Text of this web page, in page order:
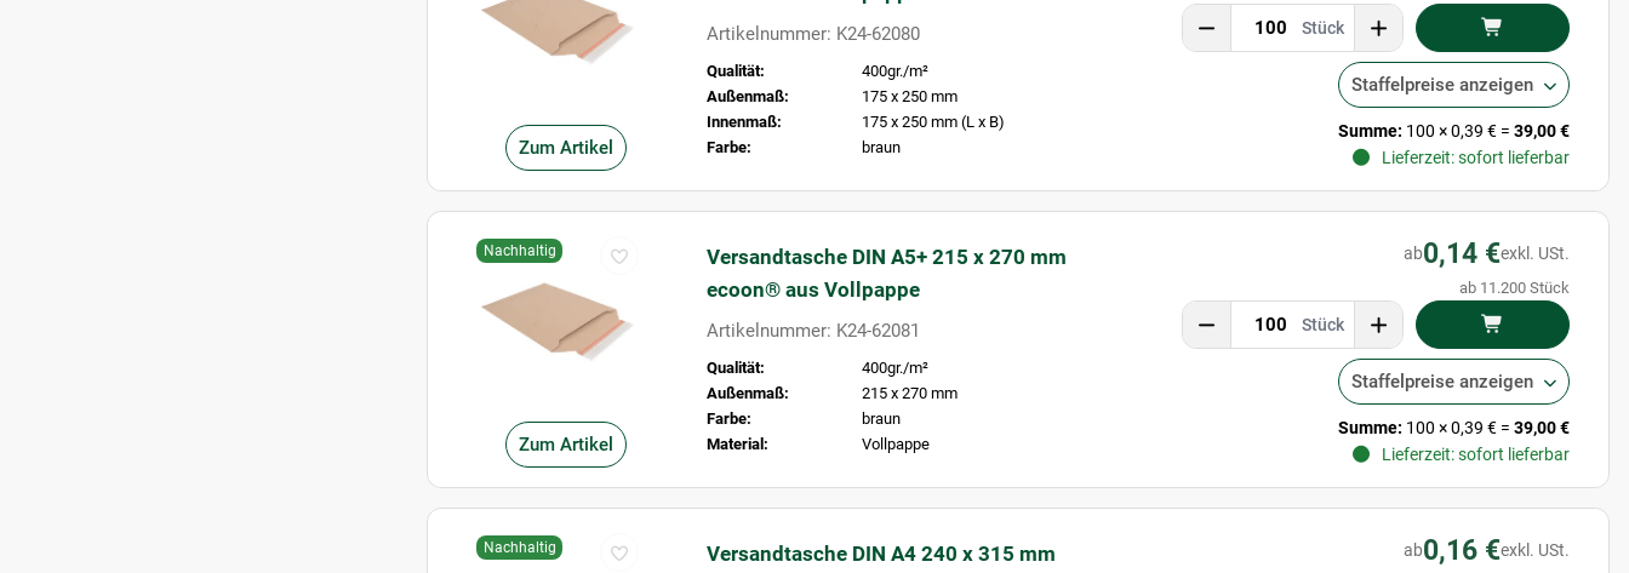
Zum Artikel
Artikelnummer: K24-62080
Qualität:
400gr./m²
Außenmaß:
175 x 250 mm
Innenmaß:
175 x 250 mm (L x B)
Farbe:
braun
Stück
Staffelpreise anzeigen
Summe: 100 ×0,39 € = 39,00 €
Lieferzeit: sofort lieferbar
Zum Artikel
Nachhaltig
Versandtasche DIN A5+ 215 x 270 mm
ecoon® aus Vollpappe
Artikelnummer: K24-62081
Qualität:
400gr./m²
Außenmaß:
215 x 270 mm
Farbe:
braun
Material:
Vollpappe
ab0,14 €exkl. USt.
ab 11.200 Stück
Stück
Staffelpreise anzeigen
Summe: 100 ×0,39 € = 39,00 €
Lieferzeit: sofort lieferbar
Nachhaltig
Versandtasche DIN A4 240 x 315 mm
ab0,16 €exkl. USt.